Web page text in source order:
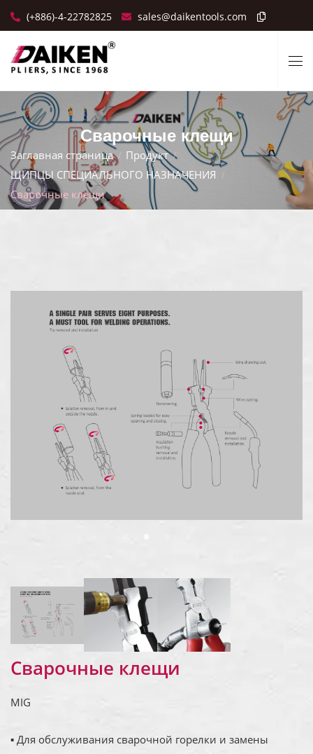
(+886)-4-22782825 sales@daikentools.com
Сварочные клещи
Заглавная страница
Продукт
ЩИПЦЫ СПЕЦИАЛЬНОГО НАЗНАЧЕНИЯ
Сварочные клещи
Сварочные клещи
MIG
▪ Для обслуживания сварочной горелки и замены